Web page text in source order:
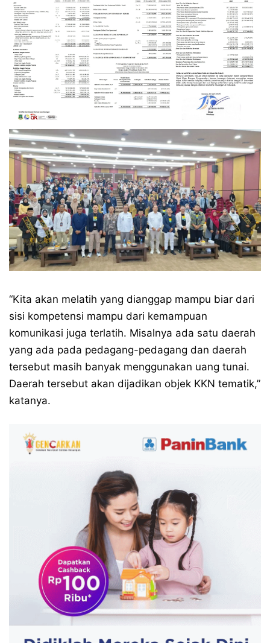
“Kita akan melatih yang dianggap mampu biar dari
sisi kompetensi mampu dari kemampuan
komunikasi juga terlatih. Misalnya ada satu daerah
yang ada pada pedagang-pedagang dan daerah
tersebut masih banyak menggunakan uang tunai.
Daerah tersebut akan dijadikan objek KKN tematik,”
katanya.